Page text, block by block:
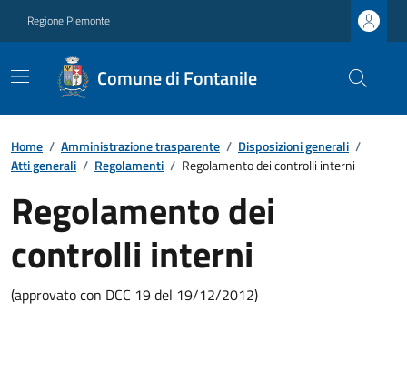
Regione Piemonte
Comune di Fontanile
Home / Amministrazione trasparente / Disposizioni generali /
Atti generali / Regolamenti / Regolamento dei controlli interni
Regolamento dei
controlli interni
(approvato con DCC 19 del 19/12/2012)